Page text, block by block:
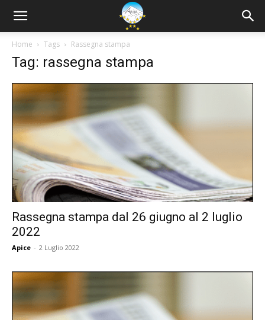
Home Tags Rassegna stampa
Tag: rassegna stampa
Rassegna stampa dal 26 giugno al 2 luglio
2022
Apice - 2 Luglio 2022